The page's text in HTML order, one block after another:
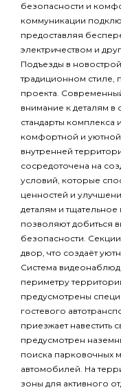
безопасности и
коммуникации
предоставляя
электричеством и
Подъезды в
традиционном
проекта.
внимание к деталям
стандарты комплекса
комфортной и
внутренней
сосредоточена на
условий, которые
ценностей и
деталям и
позволяют добиться
безопасности.
двор, что создаёт
Система
периметру
предусмотрены
гостевого
приезжает навестить
предусмотрен
поиска парковочных
автомобилей. На
зоны для активного